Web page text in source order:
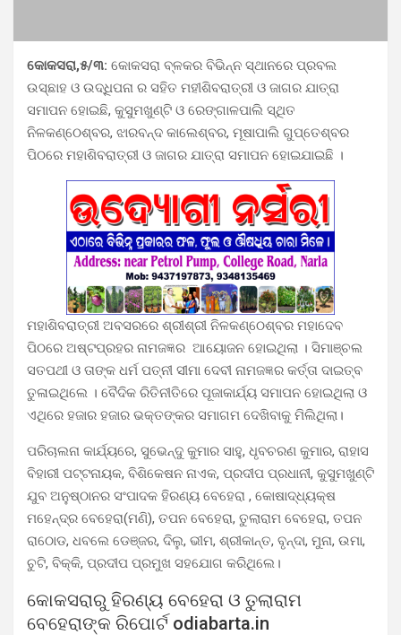
କୋକସରା,୫/୩: କୋକସରା ବ୍ଳକର ବିଭିନ୍ନ ସ୍ଥାନରେ ପ୍ରବଲ
ଉସ୍ଛାହ ଓ ଉଦ୍ଧିପନା ର ସହିତ ମହୀଶିବରାତ୍ରୀ ଓ ଜାଗର ଯାତ୍ରା
ସମାପନ ହୋଇଛି, କୁସୁମଖୁଣ୍ଟି ଓ ରେଙ୍ଗାଳପାଲି ସ୍ଥିତ
ନିଳକଣ୍ଠେଶ୍ବର, ଝାରବନ୍ଦ କାଲେଶ୍ବର, ମୂଷାପାଲି ଗୁପ୍ତେଶ୍ବର
ପିଠରେ ମହାଶିବରାତ୍ରୀ ଓ ଜାଗର ଯାତ୍ରା ସମାପନ ହୋଇଯାଇଛି ।
ମହାଶିବରାତ୍ରୀ ଅବସରରେ ଶ୍ରୀଶ୍ରୀ ନିଳକଣ୍ଠେଶ୍ବର ମହାଦେବ
ପିଠରେ ଅଷ୍ଟପ୍ରହର ନାମଜଜ୍ଞର ଆୟୋଜନ ହୋଇଥିଲା । ସିମାଞ୍ଚଲ
ସତପଥୀ ଓ ତାଙ୍କ ଧର୍ମ ପତ୍ନୀ ସୀମା ଦେବୀ ନାମଜଜ୍ଞର କର୍ତ୍ତା ଦାଇତ୍ବ
ତୁଳାଇଥିଲେ । ବୈଦିକ ରିତିନୀତିରେ ପୂଜାକାର୍ଯ୍ୟ ସମାପନ ହୋଇଥିଲା ଓ
ଏଥିରେ ହଜାର ହଜାର ଭକ୍ତଙ୍କର ସମାଗମ ଦେଖିବାକୁ ମିଲିଥିଲା।
ପରିଚାଲନା କାର୍ଯ୍ୟରେ, ସୁଭେନ୍ଦୁ କୁମାର ସାହୁ, ଧୃବଚରଣ କୁମାର, ରାହାସ
ବିହାରୀ ପଟ୍ଟନାୟକ, ବିଶିକେଷନ ନାଏକ, ପ୍ରଦୀପ ପ୍ରଧାନୀ, କୁସୁମଖୁଣ୍ଟି
ଯୁବ ଅନୁଷ୍ଠାନର ସଂପାଦକ ହିରଣ୍ୟ ବେହେରା , କୋଷାଦ୍ଧ୍ୟକ୍ଷ
ମହେନ୍ଦ୍ର ବେହେରା(ମଣି), ତପନ ବେହେରା, ତୁଲାରାମ ବେହେରା, ତପନ
ରାଠୋଡ, ଧବଲେ ଡେଞ୍ଜର, ଦିଲୁ, ଭୀମ, ଶ୍ରୀକାନ୍ତ, ବୃନ୍ଦା, ମୁନା, ଉମା,
ଚୁଟି, ବିକ୍କି, ପ୍ରଦୀପ ପ୍ରମୁଖ ସହଯୋଗ କରିଥିଲେ।
କୋକସରାରୁ ହିରଣ୍ୟ ବେହେରା ଓ ତୁଲାରାମ
ବେହେରାଙ୍କ ରିପୋର୍ଟ odiabarta.in